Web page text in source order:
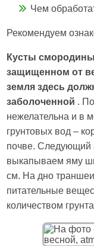
Чем
Рекомендуем
Кусты
защищенном от
земля здесь
заболоченной .
нежелательна и в
грунтовых вод –
почве.
выкапываем яму
см. На дно
питательные
количеством